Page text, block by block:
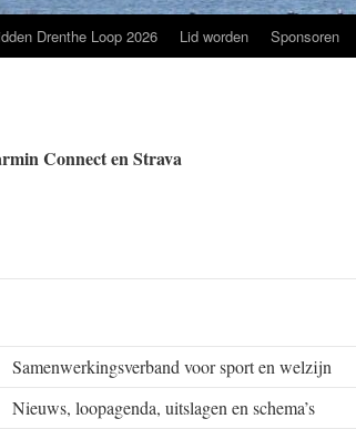
Drenthe Loop 2026 Lid worden Sponsoren
Connect en Strava
Samenwerkingsverband voor sport en welzijn
Nieuws, loopagenda, uitslagen en schema’s